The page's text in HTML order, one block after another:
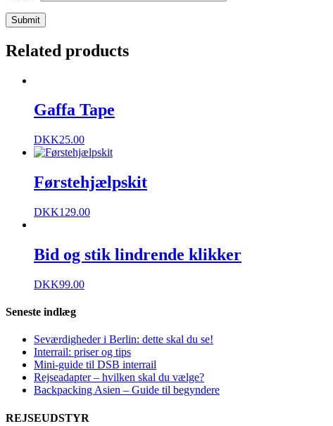
Related products
Gaffa Tape
DKK25.00
Førstehjælpskit
DKK129.00
Bid og stik lindrende klikker
DKK99.00
Seneste indlæg
Seværdigheder i Berlin: dette skal du se!
Interrail: priser og tips
Mini-guide til DSB interrail
Rejseadapter – hvilken skal du vælge?
Backpacking Asien – Guide til begyndere
REJSEUDSTYR